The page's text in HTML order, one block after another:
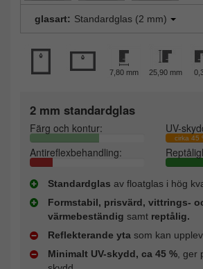
glasart: Standardglas (2 mm)
7,80 mm 25,90 mm
2 mm standardglas
Färg och kontur: UV-
cirka 45
Antireflexbehandling:
Standardglas av floatglas i hög
Formstabil, prisvärd, vittrings-
värmebeständig samt reptålig.
Reflekterande yta som kan
Minimalt UV-skydd, ca 45 % ,